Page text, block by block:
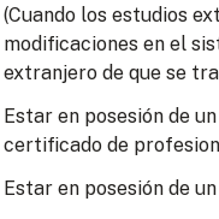
(Cuando los estudios
modificaciones en el
extranjero de que se
Estar en posesión de
certificado de
Estar en posesión de